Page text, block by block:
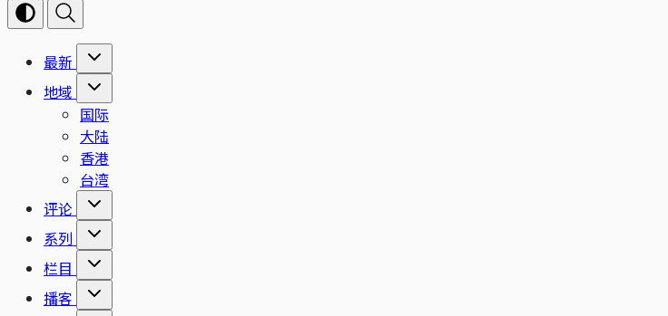
最新
地域
国际
大陆
香港
台湾
评论
系列
栏目
播客